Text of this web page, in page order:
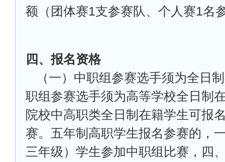
额（团体赛1支参赛队、个人赛1名
四、报名资格
（一）中职组参赛选手须为全日
职组参赛选手须为高等学校全日制
院校中高职类全日制在籍学生可报
赛。五年制高职学生报名参赛的，
三年级）学生参加中职组比赛，四